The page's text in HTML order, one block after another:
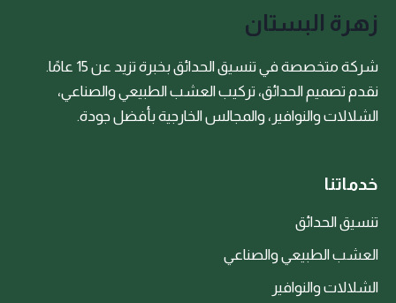
زهرة البستان
شركة متخصصة في تنسيق الحدائق بخبرة تزيد عن 15 عامًا.
نقدم تصميم الحدائق، تركيب العشب الطبيعي والصناعي،
الشلالات والنوافير، والمجالس الخارجية بأفضل جودة.
خدماتنا
تنسيق الحدائق
العشب الطبيعي والصناعي
الشلالات والنوافير